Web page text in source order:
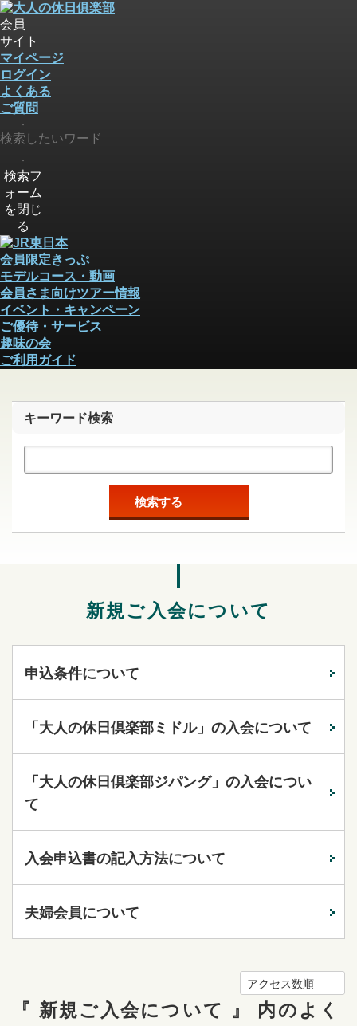
会員
サイト
マイページ
ログイン
よくある
ご質問
検索フ
ォーム
を閉じ
る
会員限定きっぷ
モデルコース・動画
会員さま向けツアー情報
イベント・キャンペーン
ご優待・サービス
趣味の会
ご利用ガイド
キーワード検索
検索する
新規ご入会について
申込条件について
「大人の休日倶楽部ミドル」の入会について
「大人の休日倶楽部ジパング」の入会につい
て
入会申込書の記入方法について
夫婦会員について
アクセス数順
『 新規ご入会について 』 内のよく